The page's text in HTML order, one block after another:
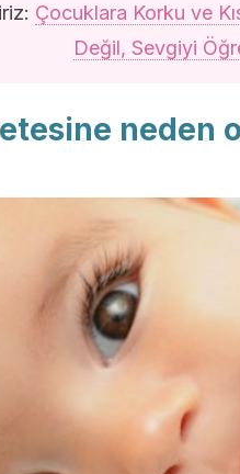
Çocuklara Korku ve
Değil, Sevgiyi
neden